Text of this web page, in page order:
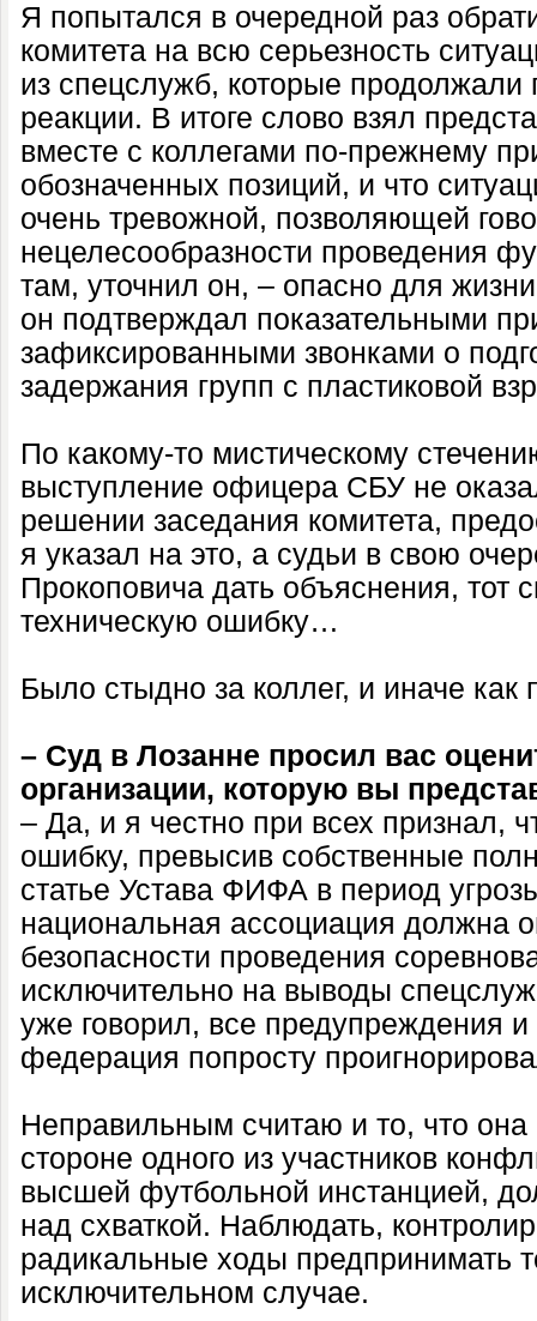
Я попытался в очередной раз
комитета на всю серьезность
из спецслужб, которые продолжали
реакции. В итоге слово взял
вместе с коллегами по-прежнему
обозначенных позиций, и что
очень тревожной, позволяющей
нецелесообразности проведения
там, уточнил он, – опасно для
он подтверждал показательными
зафиксированными звонками о
задержания групп с пластиковой
По какому-то мистическому
выступление офицера СБУ не
решении заседания комитета,
я указал на это, а судьи в свою
Прокоповича дать объяснения, тот
техническую ошибку…
Было стыдно за коллег, и иначе как
– Суд в Лозанне просил вас
организации, которую вы
– Да, и я честно при всех признал,
ошибку, превысив собственные
статье Устава ФИФА в период
национальная ассоциация должна
безопасности проведения
исключительно на выводы
уже говорил, все предупреждения
федерация попросту
Неправильным считаю и то, что она
стороне одного из участников
высшей футбольной инстанцией,
над схваткой. Наблюдать,
радикальные ходы предпринимать
исключительном случае.